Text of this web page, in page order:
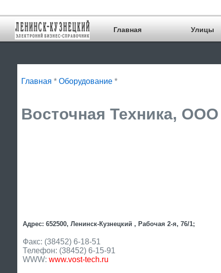
Главная Улицы
Главная * Оборудование *
Восточная Техника,
Адрес: 652500, Ленинск-Кузнецкий , Рабочая 2-я, 76/1;
Факс: (38452) 6-18-51
Телефон: (38452) 6-15-91
WWW: www.vost-tech.ru